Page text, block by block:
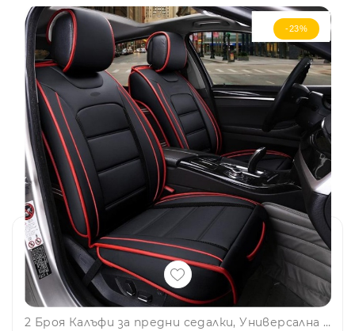
-23%
2 Броя Калъфи за предни седалки, Универсална Кожена Тапицерия, Черно и Червено